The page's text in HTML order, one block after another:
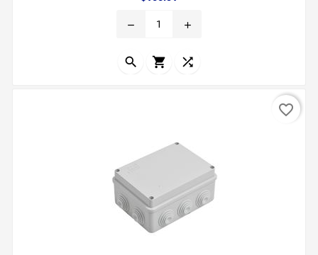
recomendado 40degC a 120degC IP65 Recomendado
3 Amp Corriente...
remove add
  
favorite_border